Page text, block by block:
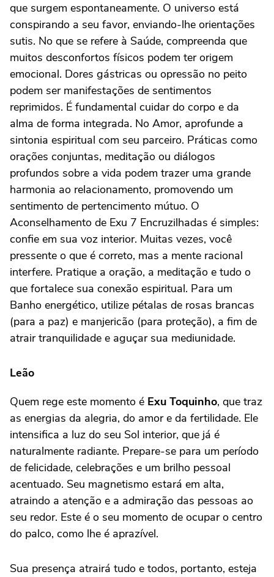
que surgem espontaneamente. O universo está
conspirando a seu favor, enviando-lhe orientações
sutis. No que se refere à Saúde, compreenda que
muitos desconfortos físicos podem ter origem
emocional. Dores gástricas ou opressão no peito
podem ser manifestações de sentimentos
reprimidos. É fundamental cuidar do corpo e da
alma de forma integrada. No Amor, aprofunde a
sintonia espiritual com seu parceiro. Práticas como
orações conjuntas, meditação ou diálogos
profundos sobre a vida podem trazer uma grande
harmonia ao relacionamento, promovendo um
sentimento de pertencimento mútuo. O
Aconselhamento de Exu 7 Encruzilhadas é simples:
confie em sua voz interior. Muitas vezes, você
pressente o que é correto, mas a mente racional
interfere. Pratique a oração, a meditação e tudo o
que fortalece sua conexão espiritual. Para um
Banho energético, utilize pétalas de rosas brancas
(para a paz) e manjericão (para proteção), a fim de
atrair tranquilidade e aguçar sua mediunidade.
Leão
Quem rege este momento é Exu Toquinho, que traz
as energias da alegria, do amor e da fertilidade. Ele
intensifica a luz do seu Sol interior, que já é
naturalmente radiante. Prepare-se para um período
de felicidade, celebrações e um brilho pessoal
acentuado. Seu magnetismo estará em alta,
atraindo a atenção e a admiração das pessoas ao
seu redor. Este é o seu momento de ocupar o centro
do palco, como lhe é aprazível.
Sua presença atrairá tudo e todos, portanto, esteja